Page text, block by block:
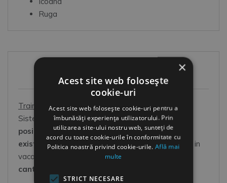
Ruga
HR Shop
Training online HR
Sistem online de dezvoltare OOO:Oricand este
posibil
(la orice ora din zi si din noapte),Oriunde
exista o conexiune la net(acasa, in pauza la job, in
vacanta, in orice loc acoperit wireless),
cantitate
×
Acest site web folosește
cookie-uri
Acest site web folosește cookie-uri pentru a
îmbunătăți experiența utilizatorului. Prin
utilizarea site-ului nostru web, sunteți de
acord cu toate cookie-urile în conformitate cu
Politica noastră privind cookie-urile.Află mai
multe
STRICT NECESARE